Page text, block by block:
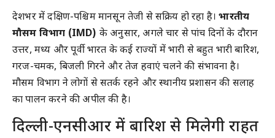
देशभर में दक्षिण-पश्चिम मानसून तेजी से सक्रिय हो रहा है।भारतीय
मौसम विभाग (IMD) के अनुसार, अगले चार से पांच दिनों के दौरान
उत्तर, मध्य और पूर्वी भारत के कई राज्यों में भारी से बहुत भारी बारिश,
गरज-चमक, बिजली गिरने और तेज हवाएं चलने की संभावना है।
मौसम विभाग ने लोगों से सतर्क रहने और स्थानीय प्रशासन की सलाह
का पालन करने की अपील की है।
दिल्ली-एनसीआर में बारिश से मिलेगी राहत